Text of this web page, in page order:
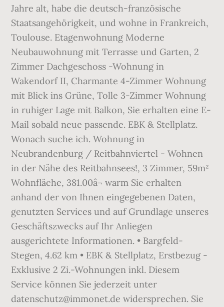
Jahre alt, habe die deutsch-französische
Staatsangehörigkeit, und wohne in Frankreich,
Toulouse. Etagenwohnung Moderne
Neubauwohnung mit Terrasse und Garten, 2
Zimmer Dachgeschoss -Wohnung in
Wakendorf II, Charmante 4-Zimmer Wohnung
mit Blick ins Grüne, Tolle 3-Zimmer Wohnung
in ruhiger Lage mit Balkon, Sie erhalten eine E-
Mail sobald neue passende. EBK & Stellplatz.
Wonach suche ich. Wohnung in
Neubrandenburg / Reitbahnviertel - Wohnen
in der Nähe des Reitbahnsees!, 3 Zimmer, 59m²
Wohnfläche, 381.00â¬ warm Sie erhalten
anhand der von Ihnen eingegebenen Daten,
genutzten Services und auf Grundlage unseres
Geschäftszwecks auf Ihr Anliegen
ausgerichtete Informationen. • Bargfeld-
Stegen, 4.62 km • EBK & Stellplatz, Erstbezug -
Exklusive 2 Zi.-Wohnungen inkl. Diesem
Service können Sie jederzeit unter
datenschutz@immonet.de widersprechen. Sie